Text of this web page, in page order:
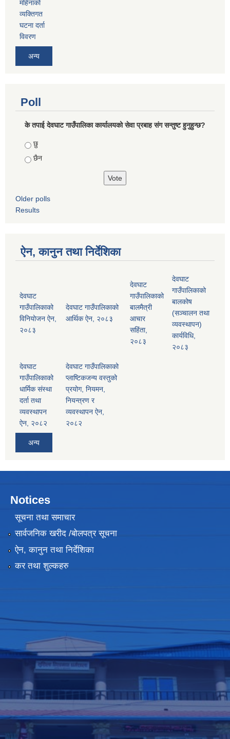
महिनाको
व्यक्तिगत
घटना दर्ता
विवरण
अन्य
Poll
के तपाई देवघाट गाउँपालिका कार्यालयको सेवा प्रबाह संग सन्तुष्ट हुनुहुन्छ?
Choices
छु
छैन
Older polls
Results
ऐन, कानुन तथा निर्देशिका
देवघाट
गाउँपालिकाको
विनियोजन ऐन,
२०८३
देवघाट गाउँपालिकाको
आर्थिक ऐन, २०८३
देवघाट
गाउँपालिकाको
बालमैत्री
आचार
सहिंता,
२०८३
देवघाट
गाउँपालिकाको
बालकोष
(सञ्चालन तथा
व्यवस्थापन)
कार्यविधि,
२०८३
देवघाट
गाउँपालिकाको
धार्मिक संस्था
दर्ता तथा
व्यवस्थापन
ऐन, २०८२
देवघाट गाउँपालिकाको
प्लाष्टिकजन्य वस्तुको
प्रयोग, नियमन,
नियन्त्रण र
व्यवस्थापन ऐन,
२०८२
अन्य
Notices
सूचना तथा समाचार
सार्वजनिक खरीद /बोलपत्र सूचना
ऐन, कानुन तथा निर्देशिका
कर तथा शुल्कहरु